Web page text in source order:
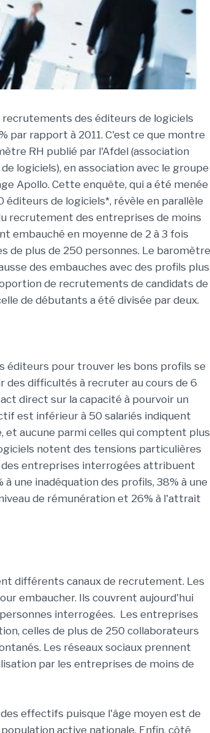
recrutements des éditeurs de logiciels
par rapport à 2011. C'est ce que montre
RH publié par l'Afdel (association
logiciels), en association avec le groupe
Apollo. Cette enquête, qui a été menée
éditeurs de logiciels*, révèle en parallèle
recrutement des entreprises de moins
embauché en moyenne de 2 à 3 fois
de plus de 250 personnes. Le baromètre
des embauches avec des profils plus
de recrutements de candidats de
de débutants a été divisée par deux.
éditeurs pour trouver les bons profils se
des difficultés à recruter au cours de 6
direct sur la capacité à pourvoir un
est inférieur à 50 salariés indiquent
et aucune parmi celles qui comptent plus
notent des tensions particulières
entreprises interrogées attribuent
une inadéquation des profils, 38% à une
de rémunération et 26% à l'attrait
différents canaux de recrutement. Les
embaucher. Ils couvrent aujourd'hui
interrogées. Les entreprises
celles de plus de 250 collaborateurs
Les réseaux sociaux prennent
par les entreprises de moins de
effectifs puisque l'âge moyen est de
active nationale. Enfin, côté